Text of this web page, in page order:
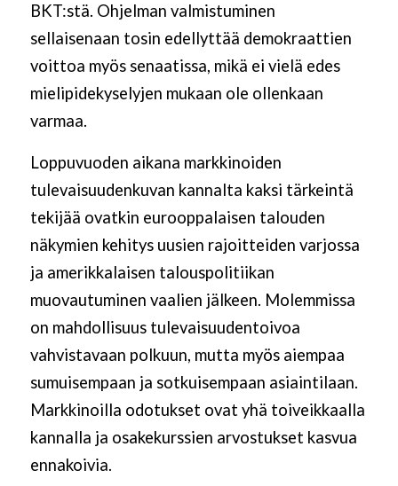
BKT:stä. Ohjelman valmistuminen
sellaisenaan tosin edellyttää demokraattien
voittoa myös senaatissa, mikä ei vielä edes
mielipidekyselyjen mukaan ole ollenkaan
varmaa.
Loppuvuoden aikana markkinoiden
tulevaisuudenkuvan kannalta kaksi tärkeintä
tekijää ovatkin eurooppalaisen talouden
näkymien kehitys uusien rajoitteiden varjossa
ja amerikkalaisen talouspolitiikan
muovautuminen vaalien jälkeen. Molemmissa
on mahdollisuus tulevaisuudentoivoa
vahvistavaan polkuun, mutta myös aiempaa
sumuisempaan ja sotkuisempaan asiaintilaan.
Markkinoilla odotukset ovat yhä toiveikkaalla
kannalla ja osakekurssien arvostukset kasvua
ennakoivia.